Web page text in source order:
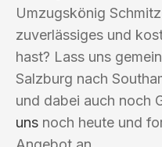
Umzugskönig
zuverlässiges und
hast? Lass uns
Salzburg nach
und dabei auch noch
uns noch heute und